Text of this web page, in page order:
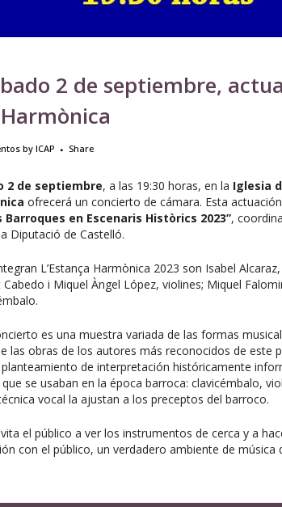
2 de septiembre,
Harmònica
by ICAP Share
2 de septiembre, a las 19:30 horas, en la Iglesia
ofrecerá un concierto de cámara. Esta
Barroques en Escenaris Històrics 2023”,
Diputació de Castelló.
L’Estança Harmònica 2023 son Isabel
i Miquel Àngel López, violines; Miquel
es una muestra variada de las formas
las obras de los autores más reconocidos de este
de interpretación históricamente
se usaban en la época barroca: clavicémbalo,
vocal la ajustan a los preceptos del barroco.
el público a ver los instrumentos de cerca y a
con el público, un verdadero ambiente de música